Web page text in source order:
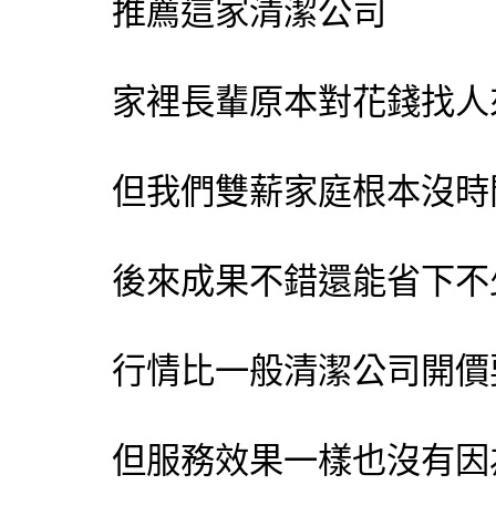
推薦這家清潔公司
家裡長輩原本對花錢找
但我們雙薪家庭根本沒
後來成果不錯還能省下
行情比一般清潔公司開
但服務效果一樣也沒有